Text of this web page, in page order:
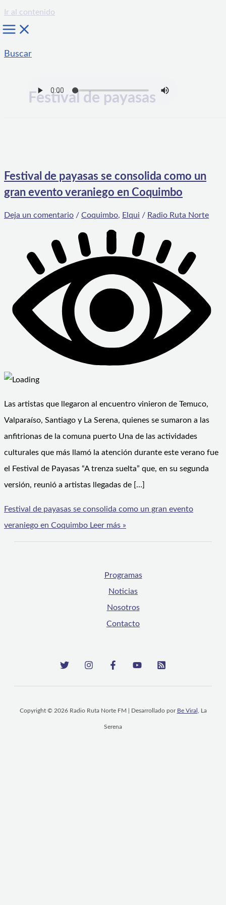
Ir al contenido
Buscar
Festival de payasas
Festival de payasas se consolida como un
gran evento veraniego en Coquimbo
Deja un comentario / Coquimbo, Elqui / Radio Ruta Norte
Las artistas que llegaron al encuentro vinieron de Temuco,
Valparaíso, Santiago y La Serena, quienes se sumaron a las
anfitrionas de la comuna puerto Una de las actividades
culturales que más llamó la atención durante este verano fue
el Festival de Payasas “A trenza suelta” que, en su segunda
versión, reunió a artistas llegadas de […]
Festival de payasas se consolida como un gran evento
veraniego en Coquimbo Leer más »
Programas
Noticias
Nosotros
Contacto
Copyright © 2026 Radio Ruta Norte FM | Desarrollado por Be Viral , La
Serena